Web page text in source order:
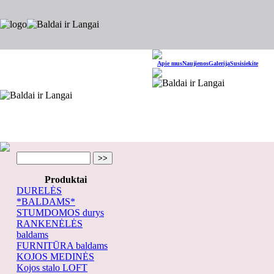
Apie musNaujienosGalerijaSusisiekite
Produktai
DURELĖS
*BALDAMS*
STUMDOMOS durys
RANKENĖLĖS
baldams
FURNITŪRA baldams
KOJOS MEDINĖS
Kojos stalo LOFT